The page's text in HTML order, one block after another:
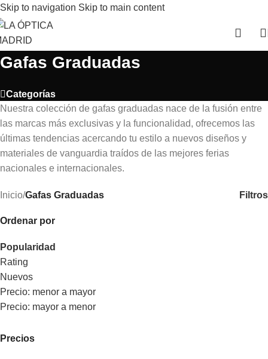
Skip to navigation Skip to main content
Gafas Graduadas
Categorías
Nuestra colección de gafas graduadas nace de la fusión entre
las marcas más exclusivas y la funcionalidad, ofrecemos las
últimas tendencias acercando tu estilo a nuevos diseños y
materiales de vanguardia traídos de las mejores ferias
nacionales e internacionales.
Inicio/Gafas Graduadas Filtros
Ordenar por
Popularidad
Rating
Nuevos
Precio: menor a mayor
Precio: mayor a menor
Precios